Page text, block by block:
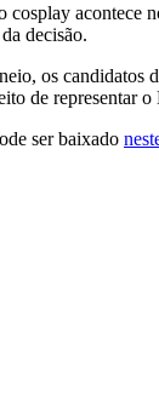
cosplay acontece
decisão.
os candidatos
de representar
ser baixado